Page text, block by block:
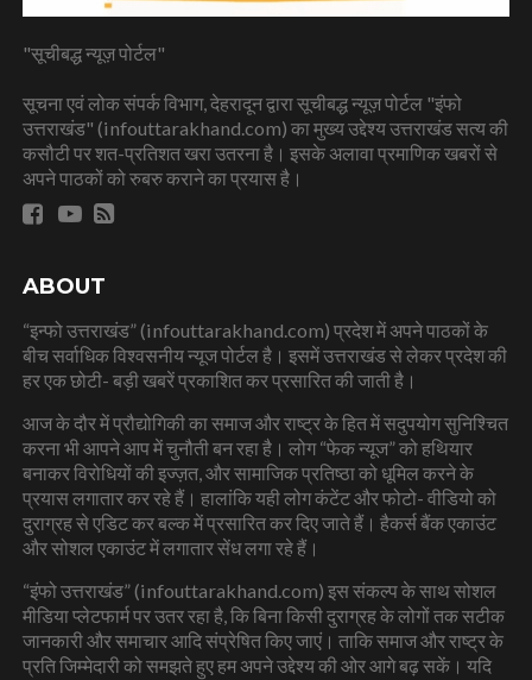
"सूचीबद्ध न्यूज़ पोर्टल"
सूचना एवं लोक संपर्क विभाग, देहरादून द्वारा सूचीबद्ध न्यूज़ पोर्टल "इंफो
उत्तराखंड" (infouttarakhand.com) का मुख्य उद्देश्य उत्तराखंड सत्य की
कसौटी पर शत-प्रतिशत खरा उतरना है। इसके अलावा प्रमाणिक खबरों से
अपने पाठकों को रुबरु कराने का प्रयास है।
ABOUT
“इन्फो उत्तराखंड” (infouttarakhand.com) प्रदेश में अपने पाठकों के
बीच सर्वाधिक विश्वसनीय न्यूज पोर्टल है। इसमें उत्तराखंड से लेकर प्रदेश की
हर एक छोटी- बड़ी खबरें प्रकाशित कर प्रसारित की जाती है।
आज के दौर में प्रौद्योगिकी का समाज और राष्ट्र के हित में सदुपयोग सुनिश्चित
करना भी आपने आप में चुनौती बन रहा है। लोग “फेक न्यूज” को हथियार
बनाकर विरोधियों की इज्ज़त, और सामाजिक प्रतिष्ठा को धूमिल करने के
प्रयास लगातार कर रहे हैं। हालांकि यही लोग कंटेंट और फोटो- वीडियो को
दुराग्रह से एडिट कर बल्क में प्रसारित कर दिए जाते हैं। हैकर्स बैंक एकाउंट
और सोशल एकाउंट में लगातार सेंध लगा रहे हैं।
“इंफो उत्तराखंड” (infouttarakhand.com) इस संकल्प के साथ सोशल
मीडिया प्लेटफार्म पर उतर रहा है, कि बिना किसी दुराग्रह के लोगों तक सटीक
जानकारी और समाचार आदि संप्रेषित किए जाएं। ताकि समाज और राष्ट्र के
प्रति जिम्मेदारी को समझते हुए हम अपने उद्देश्य की ओर आगे बढ़ सकें। यदि